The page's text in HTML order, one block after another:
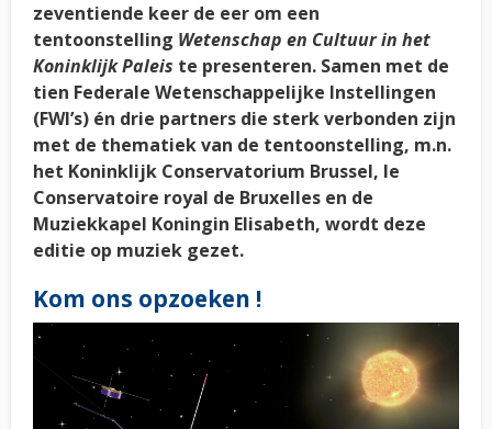
zeventiende keer de eer om een
tentoonstelling Wetenschap en Cultuur in het
Koninklijk Paleis te presenteren. Samen met de
tien Federale Wetenschappelijke Instellingen
(FWI’s) én drie partners die sterk verbonden zijn
met de thematiek van de tentoonstelling, m.n.
het Koninklijk Conservatorium Brussel, le
Conservatoire royal de Bruxelles en de
Muziekkapel Koningin Elisabeth, wordt deze
editie op muziek gezet.
Kom ons opzoeken !